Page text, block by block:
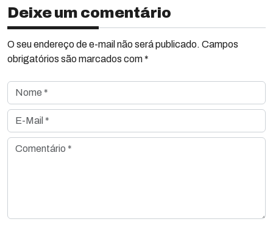
Deixe um comentário
O seu endereço de e-mail não será publicado. Campos
obrigatórios são marcados com *
Nome *
E-Mail *
Comentário *